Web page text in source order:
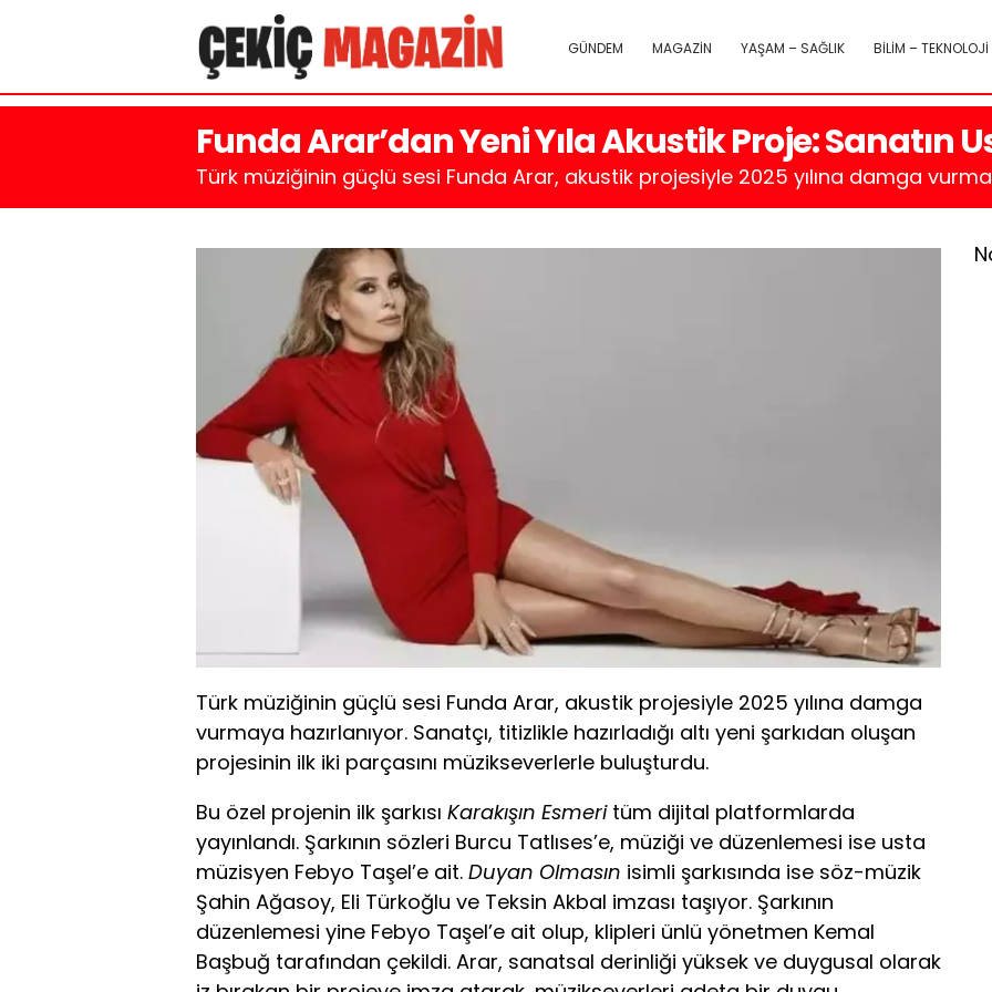
GÜNDEM MAGAZİN YAŞAM – SAĞLIK BİLİM – TEKNOLOJİ
Funda Arar’dan Yeni Yıla Akustik Proje: Sanatın
Türk müziğinin güçlü sesi Funda Arar, akustik projesiyle 2025 yılına damga
Türk müziğinin güçlü sesi Funda Arar, akustik projesiyle 2025 yılına damga
vurmaya hazırlanıyor. Sanatçı, titizlikle hazırladığı altı yeni şarkıdan oluşan
projesinin ilk iki parçasını müzikseverlerle buluşturdu.
Bu özel projenin ilk şarkısı Karakışın Esmeritüm dijital platformlarda
yayınlandı. Şarkının sözleri Burcu Tatlıses’e, müziği ve düzenlemesi ise usta
müzisyen Febyo Taşel’e ait. Duyan Olmasın isimli şarkısında ise söz-müzik
Şahin Ağasoy, Eli Türkoğlu ve Teksin Akbal imzası taşıyor. Şarkının
düzenlemesi yine Febyo Taşel’e ait olup, klipleri ünlü yönetmen Kemal
Başbuğ tarafından çekildi. Arar, sanatsal derinliği yüksek ve duygusal olarak